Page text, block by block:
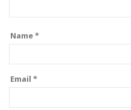
Name*
Email *